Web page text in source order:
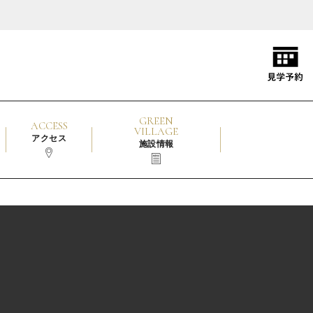
ACCESS
アクセス
GREEN
VILLAGE
施設情報